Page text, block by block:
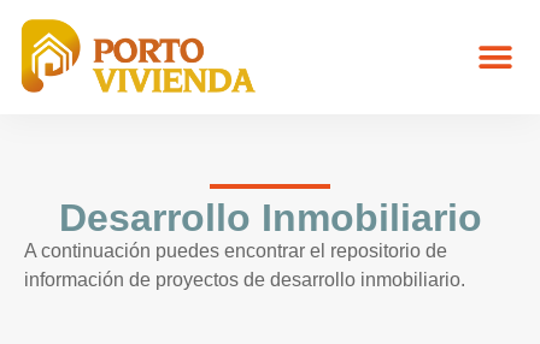
Desarrollo Inmobiliario
A continuación puedes encontrar el repositorio de
información de proyectos de desarrollo inmobiliario.